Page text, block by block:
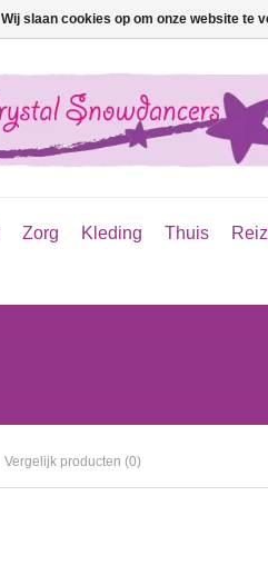
Zorg Kleding Thuis
Vergelijk producten (0)
Wij slaan cookies op om onze website te